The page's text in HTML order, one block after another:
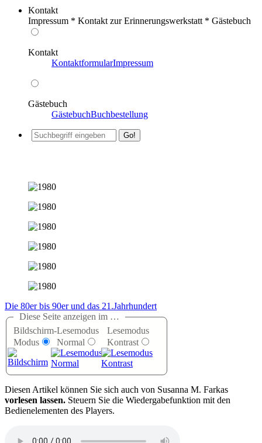
Kontakt
Impressum * Kontakt zur Erinnerungswerkstatt * Gästebuch
Kontakt
KontaktformularImpressum
Gästebuch
GästebuchBuchbestellung
Die 80er bis 90er und das 21.Jahrhundert
Diese Seite anzeigen im …
Bildschirm-
Modus
Lesemodus
Normal
Lesemodus
Kontrast
Diesen Artikel können Sie sich auch von Susanna M. Farkas
vorlesen lassen. Steuern Sie die Wiedergabefunktion mit den
Bedienelementen des Players.